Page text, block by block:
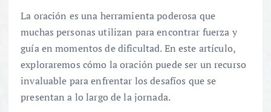
La oración es una herramienta poderosa que
muchas personas utilizan para encontrar fuerza y
guía en momentos de dificultad. En este artículo,
exploraremos cómo la oración puede ser un recurso
invaluable para enfrentar los desafíos que se
presentan a lo largo de la jornada.